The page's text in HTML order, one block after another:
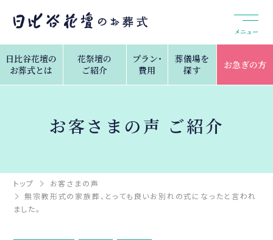
メニュー
日比谷花壇の
お葬式とは
花祭壇の
ご紹介
プラン・
費用
葬儀場を
探す
お急ぎの方
お客さまの声 ご紹介
トップ
お客さまの声
無宗教形式の家族葬、とっても良いお別れの式になったと言われ
ました。